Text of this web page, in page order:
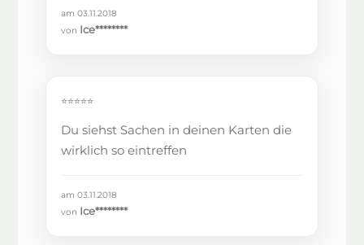
am 03.11.2018
von Ice********
⭐⭐⭐⭐⭐
Du siehst Sachen in deinen Karten die
wirklich so eintreffen
am 03.11.2018
von Ice********